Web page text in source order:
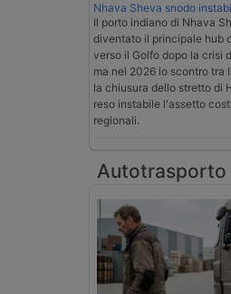
Nhava Sheva snodo
Il porto indiano di Nhava
diventato il principale hub
verso il Golfo dopo la crisi
ma nel 2026 lo scontro tra
la chiusura dello stretto di
reso instabile l'assetto
regionali.
Autotrasporto